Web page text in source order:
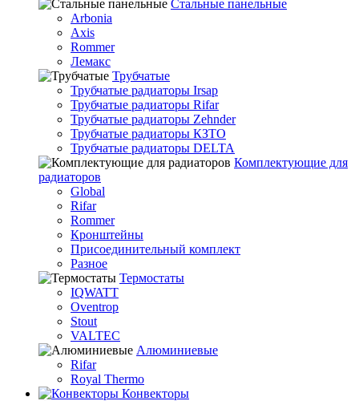
Стальные панельные
Arbonia
Axis
Rommer
Лемакс
Трубчатые
Трубчатые радиаторы Irsap
Трубчатые радиаторы Rifar
Трубчатые радиаторы Zehnder
Трубчатые радиаторы КЗТО
Трубчатые радиаторы DELTA
Комплектующие для
радиаторов
Global
Rifar
Rommer
Кронштейны
Присоединительный комплект
Разное
Термостаты
IQWATT
Oventrop
Stout
VALTEC
Алюминиевые
Rifar
Royal Thermo
Конвекторы